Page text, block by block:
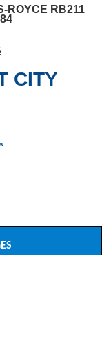
ROYCE RB211
CITY